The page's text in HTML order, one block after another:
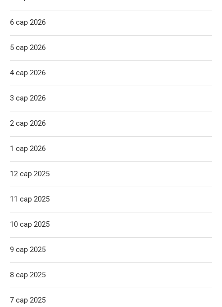
6 сар 2026
5 сар 2026
4 сар 2026
3 сар 2026
2 сар 2026
1 сар 2026
12 сар 2025
11 сар 2025
10 сар 2025
9 сар 2025
8 сар 2025
7 сар 2025